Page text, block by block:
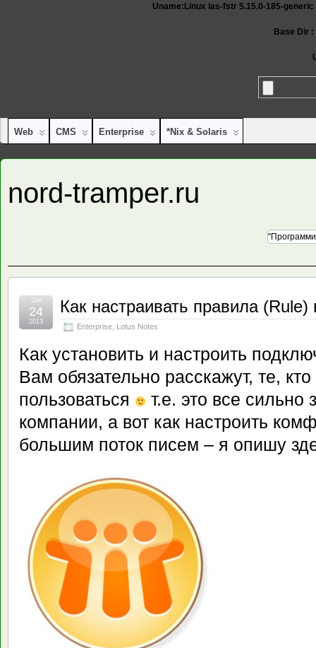
Uname:Linux ias-fstr 5.15.0-185-
Base Dir
Web CMS Enterprise *nix & Solaris
nord-tramper.ru
Как настраивать правила
Enterprise Lotus Notes
Jan
24
2013
Как установить и настроить
Вам обязательно расскажут, те,
пользоваться
т.е. это все сильно
компании, а вот как настроить
большим поток писем – я опишу